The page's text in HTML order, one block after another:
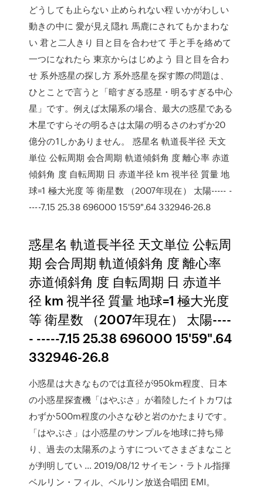
どうしても止らない 止められない程 いかがわしい
動きの中に 愛が見え隠れ 馬鹿にされてもかまわな
い 君と二人きり 目と目を合わせて 手と手を絡めて
一つになれたら 東京からはじめよう 目と目を合わ
せ 系外惑星の探し方 系外惑星を探す際の問題は、
ひとことで言うと「暗すぎる惑星・明るすぎる中心
星」です。例えば太陽系の場合、最大の惑星である
木星ですらその明るさは太陽の明るさのわずか20
億分の1しかありません。 惑星名 軌道長半径 天文
単位 公転周期 会合周期 軌道傾斜角 度 離心率 赤道
傾斜角 度 自転周期 日 赤道半径 km 視半径 質量 地
球=1 極大光度 等 衛星数 （2007年現在） 太陽----- -
----7.15 25.38 696000 15'59".64 332946-26.8
惑星名 軌道長半径 天文単位 公転周
期 会合周期 軌道傾斜角 度 離心率
赤道傾斜角 度 自転周期 日 赤道半
径 km 視半径 質量 地球=1 極大光度
等 衛星数 （2007年現在） 太陽----
- -----7.15 25.38 696000 15'59".64
332946-26.8
小惑星は大きなものでは直径が950km程度、日本
の小惑星探査機「はやぶさ」が着陸したイトカワは
わずか500m程度の小さな砂と岩のかたまりです。
「はやぶさ」は小惑星のサンプルを地球に持ち帰
り、過去の太陽系のようすについてさまざまなこと
が判明してい … 2019/08/12 サイモン・ラトル指揮
ベルリン・フィル、ベルリン放送合唱団 EMI。